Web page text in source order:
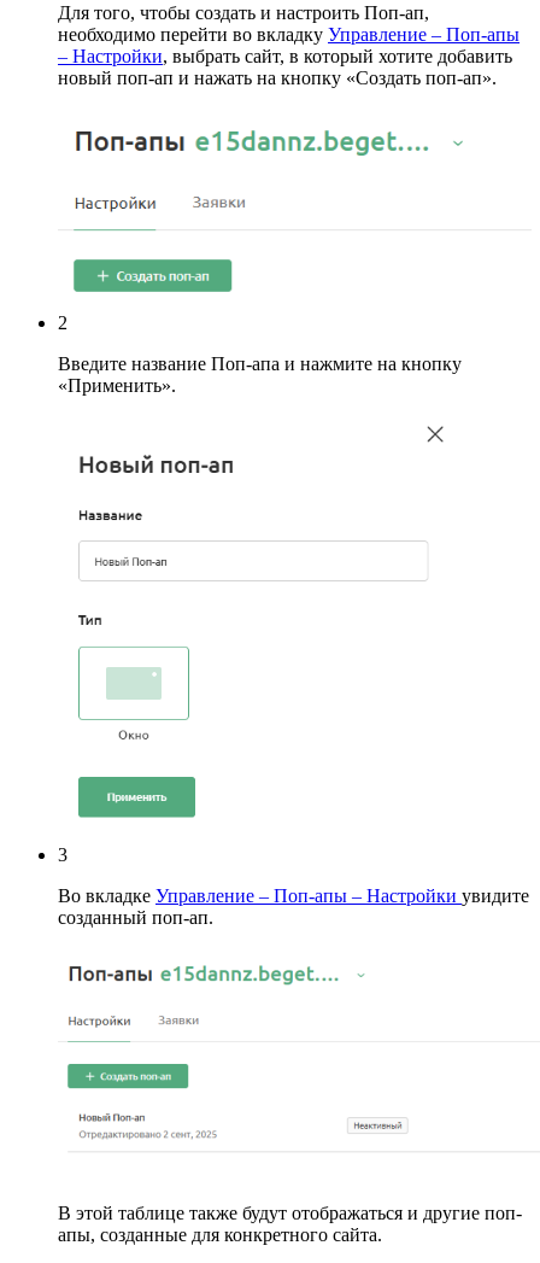
Для того, чтобы создать и настроить Поп-ап,
необходимо перейти во вкладку Управление – Поп-апы
– Настройки, выбрать сайт, в который хотите добавить
новый поп-ап и нажать на кнопку «Создать поп-ап».
2
Введите название Поп-апа и нажмите на кнопку
«Применить».
3
Во вкладке Управление – Поп-апы – Настройки увидите
созданный поп-ап.
В этой таблице также будут отображаться и другие поп-
апы, созданные для конкретного сайта.